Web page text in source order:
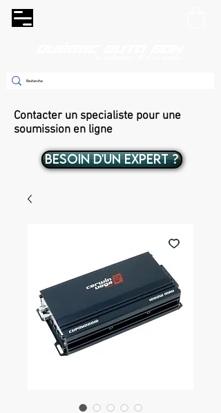
Contacter un specialiste pour une
soumission en ligne
BESOIN D'UN EXPERT ?